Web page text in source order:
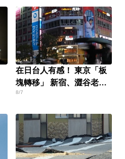
在日台人有感！ 東京「板
塊轉移」 新宿、澀谷老
化？
8/7